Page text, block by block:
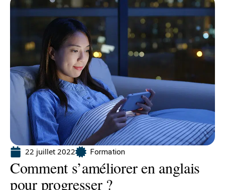
22 juillet 2022 Formation
Comment s’améliorer en anglais
pour progresser ?